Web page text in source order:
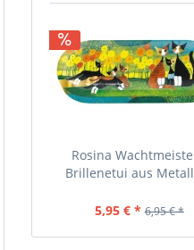
Rosina
Brillenetui aus
5,95 € * 6,95 € *